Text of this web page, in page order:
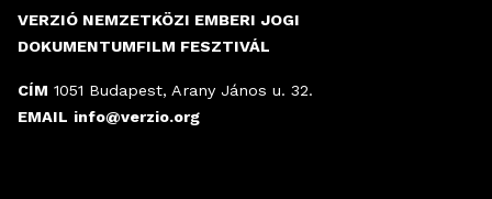
VERZIÓ NEMZETKÖZI EMBERI JOGI
DOKUMENTUMFILM FESZTIVÁL
CÍM 1051 Budapest, Arany János u. 32.
EMAIL info@verzio.org